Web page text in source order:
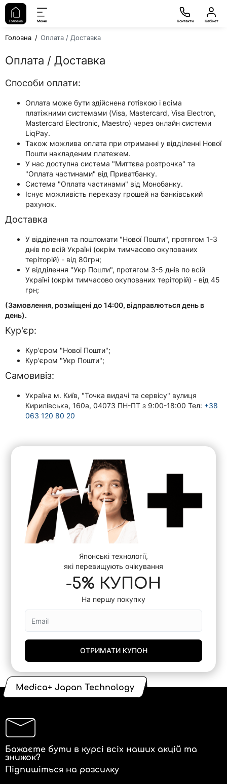
Головна Меню Контакти Кабінет
Головна Оплата / Доставка
Оплата / Доставка
Способи оплати:
Оплата може бути здійснена готівкою і всіма
платіжними системами (Visa, Mastercard, Visa Electron,
Mastercard Electronic, Maestro) через онлайн системи
LiqPay.
Також можлива оплата при отриманні у відділенні Нової
Пошти накладеним платежем.
У нас доступна система "Миттєва розтрочка" та
"Оплата частинами" від Приватбанку.
Система "Оплата частинами" від Монобанку.
Існує можливість переказу грошей на банківський
рахунок.
Доставка
У відділення та поштомати "Нової Пошти", протягом 1-3
днів по всій Україні (окрім тимчасово окупованих
теріторій) - від 80грн;
У відділення "Укр Пошти", протягом 3-5 днів по всій
Україні (окрім тимчасово окупованих теріторій) - від 45
грн;
(Замовлення, розміщені до 14:00, відправлються день в
день).
Кур'єр:
Кур'єром "Нової Пошти";
Кур'єром "Укр Пошти";
Самовивіз:
Україна м. Київ, "Точка видачі та сервісу" вулиця
Кирилівська, 160а, 04073 ПН-ПТ з 9:00-18:00 Тел: +38
063 120 80 20
Японські технології,
які перевищують очікування
-5% КУПОН
На першу покупку
ОТРИМАТИ КУПОН
Medica+ Japan Technology
Бажаєте бути в курсі всіх наших акцій та
знижок?
Підпишіться на розсилку